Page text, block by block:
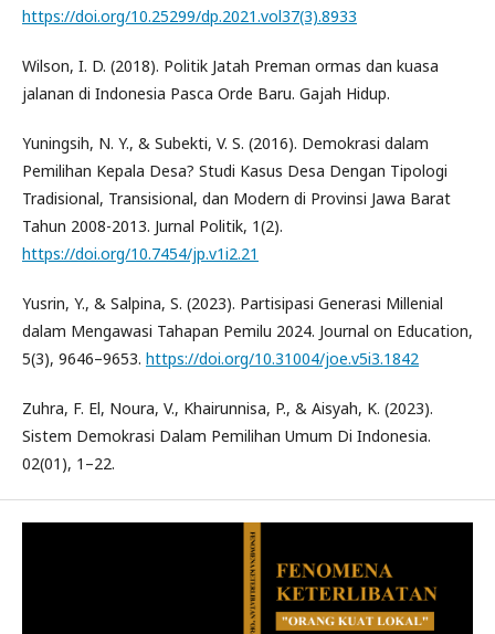
https://doi.org/10.25299/dp.2021.vol37(3).8933
Wilson, I. D. (2018). Politik Jatah Preman ormas dan kuasa
jalanan di Indonesia Pasca Orde Baru. Gajah Hidup.
Yuningsih, N. Y., & Subekti, V. S. (2016). Demokrasi dalam
Pemilihan Kepala Desa? Studi Kasus Desa Dengan Tipologi
Tradisional, Transisional, dan Modern di Provinsi Jawa Barat
Tahun 2008-2013. Jurnal Politik, 1(2).
https://doi.org/10.7454/jp.v1i2.21
Yusrin, Y., & Salpina, S. (2023). Partisipasi Generasi Millenial
dalam Mengawasi Tahapan Pemilu 2024. Journal on Education,
5(3), 9646–9653. https://doi.org/10.31004/joe.v5i3.1842
Zuhra, F. El, Noura, V., Khairunnisa, P., & Aisyah, K. (2023).
Sistem Demokrasi Dalam Pemilihan Umum Di Indonesia.
02(01), 1–22.